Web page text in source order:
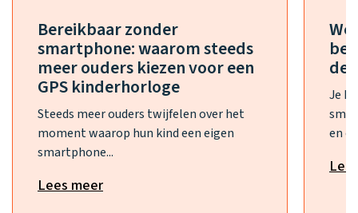
Bereikbaar zonder
smartphone: waarom steeds
meer ouders kiezen voor een
GPS kinderhorloge
Steeds meer ouders twijfelen over het
moment waarop hun kind een eigen
smartphone...
Lees meer
de
Je
en